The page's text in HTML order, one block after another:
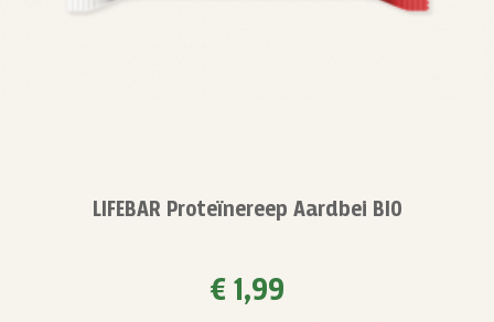
LIFEBAR Proteïnereep Aardbei BIO
€ 1,99